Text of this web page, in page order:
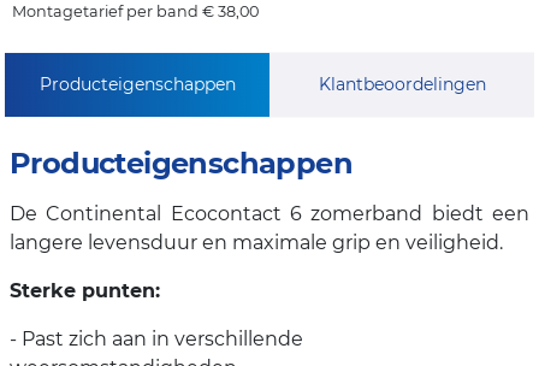
Montagetarief per band € 38,00
Producteigenschappen Klantbeoordelingen
Producteigenschappen
De Continental Ecocontact 6 zomerband biedt een
langere levensduur en maximale grip en veiligheid.
Sterke punten:
- Past zich aan in verschillende